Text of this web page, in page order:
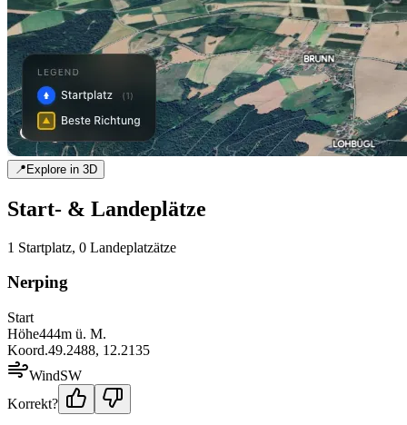
📍Explore in 3D
Start- & Landeplätze
1 Startplatz, 0 Landeplatzätze
Nerping
Start
Höhe444m ü. M.
Koord.49.2488, 12.2135
WindSW
Korrekt?